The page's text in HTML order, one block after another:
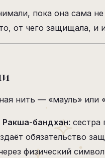
пока она сама
от чего защищала, и
нить — «мауль»
Ракша-бандхан:
обязательство
физический